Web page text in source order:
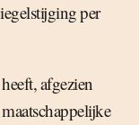
per
afgezien